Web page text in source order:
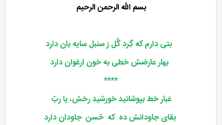
بسم الله الرحمن الرحیم
بتی دارم که گِرد گُل ز سنبل سایه بان دارد
بهار عارضش خطی به خون ارغوان دارد
****
غبار خط بپوشانید خورشید رخش، یا ربّ
بقای جاودانش ده که حُسن جاودان دارد